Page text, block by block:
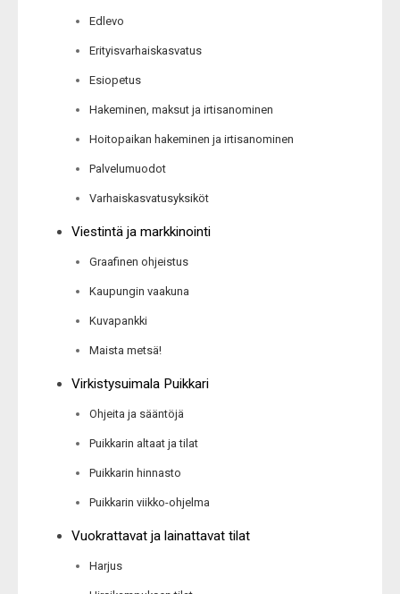
Edlevo
Erityisvarhaiskasvatus
Esiopetus
Hakeminen, maksut ja irtisanominen
Hoitopaikan hakeminen ja irtisanominen
Palvelumuodot
Varhaiskasvatusyksiköt
Viestintä ja markkinointi
Graafinen ohjeistus
Kaupungin vaakuna
Kuvapankki
Maista metsä!
Virkistysuimala Puikkari
Ohjeita ja sääntöjä
Puikkarin altaat ja tilat
Puikkarin hinnasto
Puikkarin viikko-ohjelma
Vuokrattavat ja lainattavat tilat
Harjus